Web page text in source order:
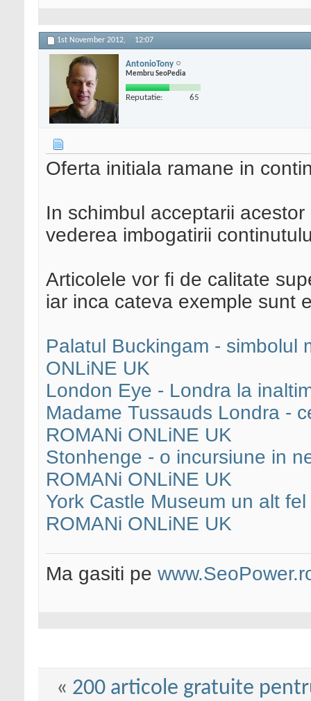
1st November 2012, 12:07
AntonioTony
Membru SeoPedia
Reputatie: 65
Oferta initiala ramane in
In schimbul acceptarii
vederea imbogatirii
Articolele vor fi de calitate
iar inca cateva exemple sunt
Palatul Buckingam - simbolul
ONLiNE UK
London Eye - Londra la
Madame Tussauds Londra -
ROMANi ONLiNE UK
Stonhenge - o incursiune in
ROMANi ONLiNE UK
York Castle Museum un alt
ROMANi ONLiNE UK
Ma gasiti pe
« 200 articole gratuite